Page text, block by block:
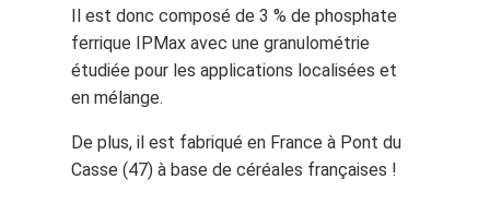
Il est donc composé de 3 % de phosphate
ferrique IPMax avec une granulométrie
étudiée pour les applications localisées et
en mélange.
De plus, il est fabriqué en France à Pont du
Casse (47) à base de céréales françaises !